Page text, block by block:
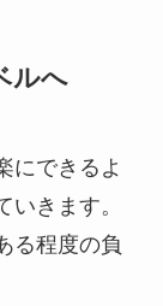
ルへ
にできるよ
きます。
る程度の負